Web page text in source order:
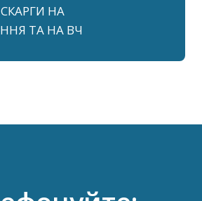
НА
ТА НА ВЧ